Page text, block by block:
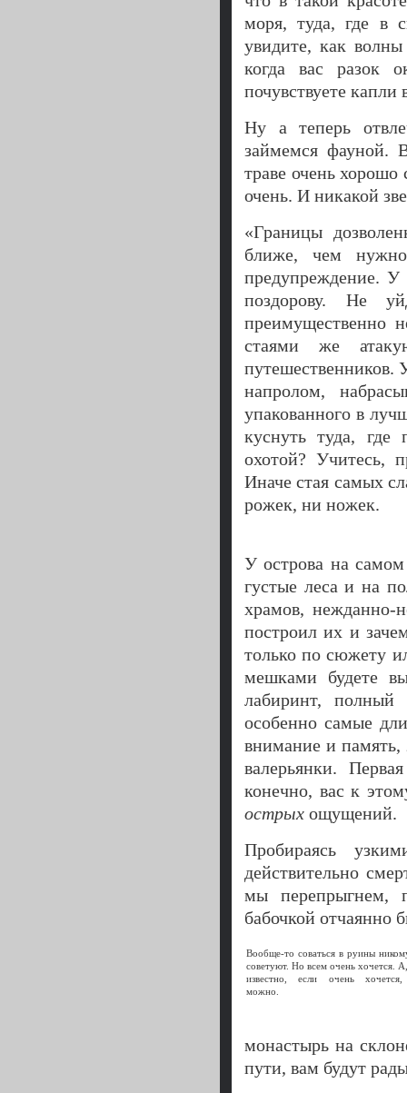
моря, туда, где в
увидите, как
когда вас разок
почувствуете
Ну а теперь
займемся фауной.
траве очень
очень. И никакой
«Границы
ближе, чем
предупреждение. У
поздорову. Не
преимущественно
стаями же
путешественников.
напролом,
упакованного в
куснуть туда, где
охотой? Учитесь,
Иначе стая самых
рожек, ни ножек.
У острова на
густые леса и на
храмов, нежданно-
построил их и
только по сюжету
мешками будете
лабиринт,
особенно самые
внимание и память,
валерьянки.
конечно, вас к
острых ощущений.
Пробираясь
действительно
мы
бабочкой отчаянно
Вообще-то соваться в руины
советуют. Но всем очень хочется.
известно, если очень
можно.
монастырь на
пути, вам будут